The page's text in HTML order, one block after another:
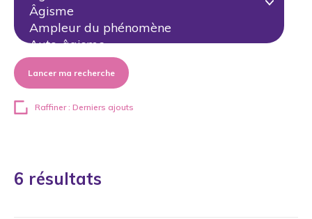
Lancer ma recherche
Raffiner : Derniers ajouts
6 résultats